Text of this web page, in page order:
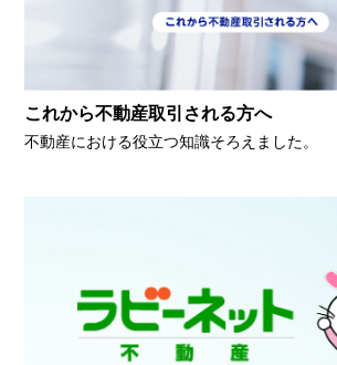
これから不動産取引される方へ
不動産における役立つ知識そろえました。